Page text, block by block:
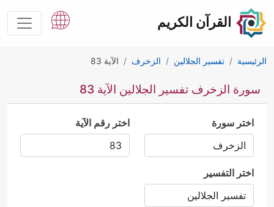
القرآن الكريم
الرئيسية تفسير الجلالين الزخرف الآية 83
سورة الزخرف تفسير الجلالين الآية 83
اختر سورة اختر رقم الآية
اختر التفسير